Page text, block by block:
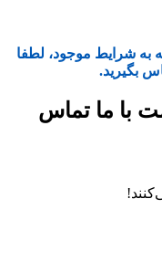
به شرایط موجود، لطفا
بگیرید.
با ما تماس